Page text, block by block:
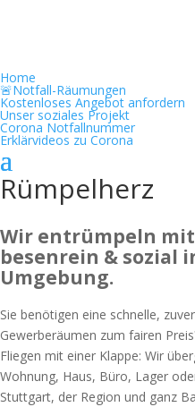
Home
🚨Notfall-Räumungen
Kostenloses Angebot anfordern
Unser soziales Projekt
Corona Notfallnummer
Erklärvideos zu Corona
Rümpelherz
Wir entrümpeln
besenrein & sozial
Umgebung.
Sie benötigen eine schnelle,
Gewerberäumen zum fairen
Fliegen mit einer Klappe: Wir
Wohnung, Haus, Büro, Lager
Stuttgart, der Region und ganz